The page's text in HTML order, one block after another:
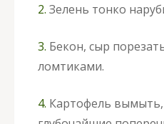
2. Зелень тонко
3. Бекон, сыр
ломтиками.
4. Картофель вымыть,